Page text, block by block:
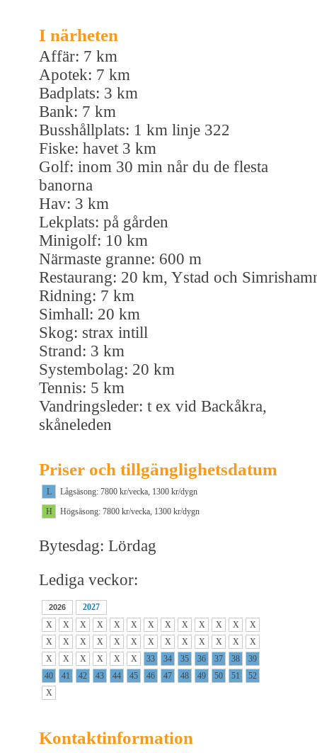
I närheten
Affär: 7 km
Apotek: 7 km
Badplats: 3 km
Bank: 7 km
Busshållplats: 1 km linje 322
Fiske: havet 3 km
Golf: inom 30 min når du de flesta
banorna
Hav: 3 km
Lekplats: på gården
Minigolf: 10 km
Närmaste granne: 600 m
Restaurang: 20 km, Ystad och
Ridning: 7 km
Simhall: 20 km
Skog: strax intill
Strand: 3 km
Systembolag: 20 km
Tennis: 5 km
Vandringsleder: t ex vid Backåkra,
skåneleden
Priser och tillgänglighetsdatum
L
Lågsäsong: 7800 kr/vecka, 1300 kr/dygn
H
Högsäsong: 7800 kr/vecka, 1300 kr/dygn
Bytesdag: Lördag
Lediga veckor:
2026
2027
X
X X X X X X X X X X X
X
X
X X X X X X X X X X X
X
X
X X X X X 33 34 35 36 37 38
39
40
41 42 43 44 45 46 47 48 49 50 51
52
X
Kontaktinformation